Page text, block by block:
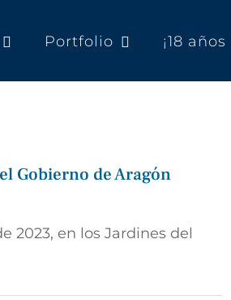
Portfolio ¡18
Gobierno de Aragón
2023, en los Jardines del